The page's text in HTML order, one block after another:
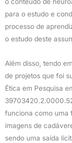
o conteúdo de
para o estudo e
processo de
o estudo deste
Além disso, tendo
de projetos que foi
Ética em Pesquisa
funciona como uma
imagens de
sendo uma saída